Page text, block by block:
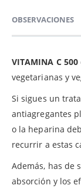
OBSERVACIONES
VITAMINA C 500
vegetarianas y
Si sigues un
antiagregantes
o la heparina
recurrir a estas
Además, has de
absorción y los